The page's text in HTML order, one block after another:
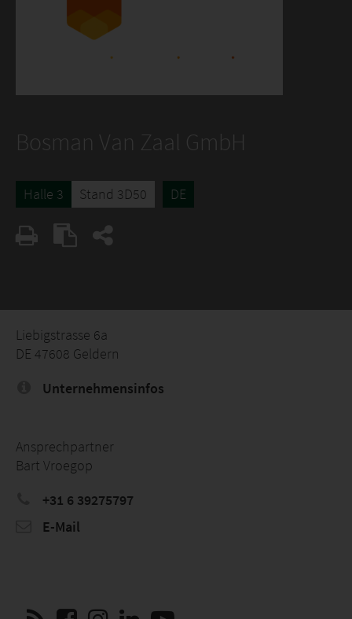
Bosman Van Zaal GmbH
Halle 3 Stand 3D50 DE
Liebigstrasse 6a
DE 47608 Geldern
Unternehmensinfos
Ansprechpartner
Bart Vroegop
+31 6 39275797
E-Mail